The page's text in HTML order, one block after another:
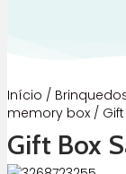
Início /
memory box /
Gift Box